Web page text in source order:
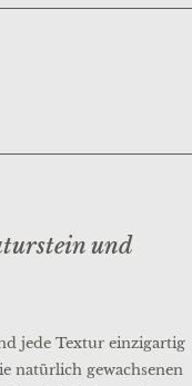
und
jede Textur einzigartig
natürlich gewachsenen